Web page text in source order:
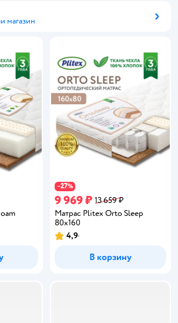
магазин
−27%
9 969 ₽ 13 659 ₽
Матрас Plitex Orto Sleep
80х160
Рейтинг:
4,9
В корзину